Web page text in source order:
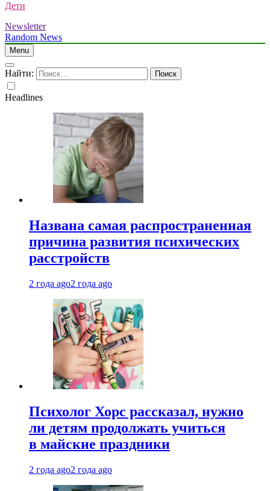
Дети
Newsletter
Random News
Menu
Найти:
Headlines
Названа самая распространенная
причина развития психических
расстройств
2 года ago2 года ago
Психолог Хорс рассказал, нужно
ли детям продолжать учиться
в майские праздники
2 года ago2 года ago